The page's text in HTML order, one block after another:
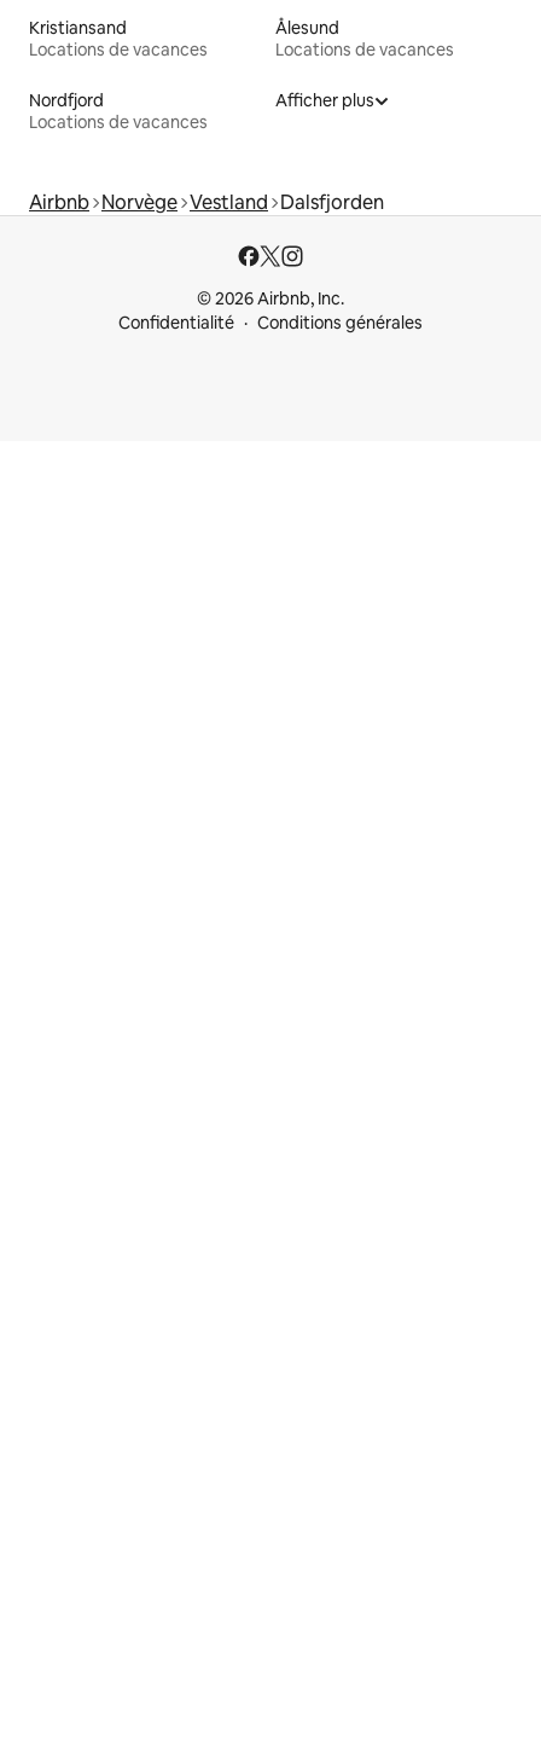
Kristiansand
Locations de vacances
Ålesund
Locations de vacances
Nordfjord
Locations de vacances
Afficher plus
Airbnb Norvège Vestland Dalsfjorden
© 2026 Airbnb, Inc.
Confidentialité
Conditions générales